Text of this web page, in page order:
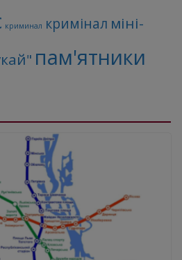
криминал кримінал міні-
пам'ятники